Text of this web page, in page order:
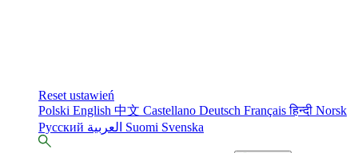
Reset ustawień
Polski English 中文 Castellano Deutsch Françaisहिन्दी Norsk
Русский
Suomi Svenska